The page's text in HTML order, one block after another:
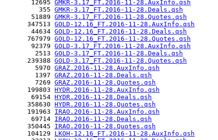
       12695
GMKR-3.17_FT.2016-11-28.AuxInfo.qsh
         355
GMKR-3.17_FT.2016-11-28.Deals.qsh
       51889
GMKR-3.17_FT.2016-11-28.Quotes.qsh
      347513
GOLD-12.16_FT.2016-11-28.AuxInfo.qsh
       44634
GOLD-12.16_FT.2016-11-28.Deals.qsh
      767979
GOLD-12.16_FT.2016-11-28.Quotes.qsh
       92379
GOLD-3.17_FT.2016-11-28.AuxInfo.qsh
        2513
GOLD-3.17_FT.2016-11-28.Deals.qsh
      239388
GOLD-3.17_FT.2016-11-28.Quotes.qsh
        5970
GRAZ.2016-11-28.AuxInfo.qsh
        1397
GRAZ.2016-11-28.Deals.qsh
        7269
GRAZ.2016-11-28.Quotes.qsh
      199803
HYDR.2016-11-28.AuxInfo.qsh
       69154
HYDR.2016-11-28.Deals.qsh
      358630
HYDR.2016-11-28.Quotes.qsh
      191963
IRAO.2016-11-28.AuxInfo.qsh
       69714
IRAO.2016-11-28.Deals.qsh
      350445
IRAO.2016-11-28.Quotes.qsh
      104129
LKOH-12.16_FT.2016-11-28.AuxInfo.qsh